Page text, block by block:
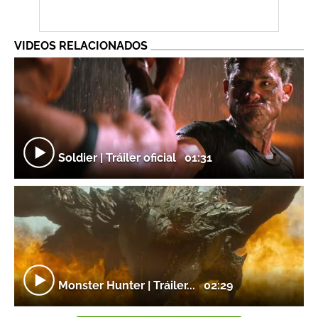
VIDEOS RELACIONADOS
Soldier | Tráiler oficial01:31
Monster Hunter | Tráiler...02:29